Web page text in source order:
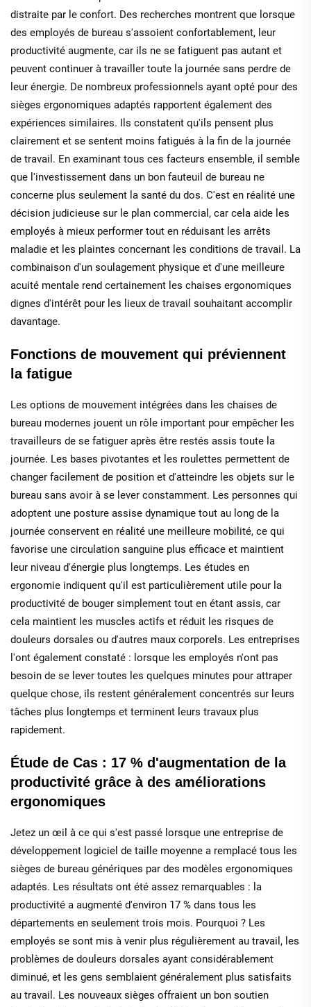
distraite par le confort. Des recherches montrent que lorsque
des employés de bureau s'assoient confortablement, leur
productivité augmente, car ils ne se fatiguent pas autant et
peuvent continuer à travailler toute la journée sans perdre de
leur énergie. De nombreux professionnels ayant opté pour des
sièges ergonomiques adaptés rapportent également des
expériences similaires. Ils constatent qu'ils pensent plus
clairement et se sentent moins fatigués à la fin de la journée
de travail. En examinant tous ces facteurs ensemble, il semble
que l'investissement dans un bon fauteuil de bureau ne
concerne plus seulement la santé du dos. C'est en réalité une
décision judicieuse sur le plan commercial, car cela aide les
employés à mieux performer tout en réduisant les arrêts
maladie et les plaintes concernant les conditions de travail. La
combinaison d'un soulagement physique et d'une meilleure
acuité mentale rend certainement les chaises ergonomiques
dignes d'intérêt pour les lieux de travail souhaitant accomplir
davantage.
Fonctions de mouvement qui préviennent
la fatigue
Les options de mouvement intégrées dans les chaises de
bureau modernes jouent un rôle important pour empêcher les
travailleurs de se fatiguer après être restés assis toute la
journée. Les bases pivotantes et les roulettes permettent de
changer facilement de position et d'atteindre les objets sur le
bureau sans avoir à se lever constamment. Les personnes qui
adoptent une posture assise dynamique tout au long de la
journée conservent en réalité une meilleure mobilité, ce qui
favorise une circulation sanguine plus efficace et maintient
leur niveau d'énergie plus longtemps. Les études en
ergonomie indiquent qu'il est particulièrement utile pour la
productivité de bouger simplement tout en étant assis, car
cela maintient les muscles actifs et réduit les risques de
douleurs dorsales ou d'autres maux corporels. Les entreprises
l'ont également constaté : lorsque les employés n'ont pas
besoin de se lever toutes les quelques minutes pour attraper
quelque chose, ils restent généralement concentrés sur leurs
tâches plus longtemps et terminent leurs travaux plus
rapidement.
Étude de Cas : 17 % d'augmentation de la
productivité grâce à des améliorations
ergonomiques
Jetez un œil à ce qui s'est passé lorsque une entreprise de
développement logiciel de taille moyenne a remplacé tous les
sièges de bureau génériques par des modèles ergonomiques
adaptés. Les résultats ont été assez remarquables : la
productivité a augmenté d'environ 17 % dans tous les
départements en seulement trois mois. Pourquoi ? Les
employés se sont mis à venir plus régulièrement au travail, les
problèmes de douleurs dorsales ayant considérablement
diminué, et les gens semblaient généralement plus satisfaits
au travail. Les nouveaux sièges offraient un bon soutien